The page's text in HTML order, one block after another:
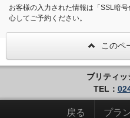
お客様の入力された情報は「SSL暗
心してご予約ください。
このペ
ブリティ
TEL：
戻る プラ